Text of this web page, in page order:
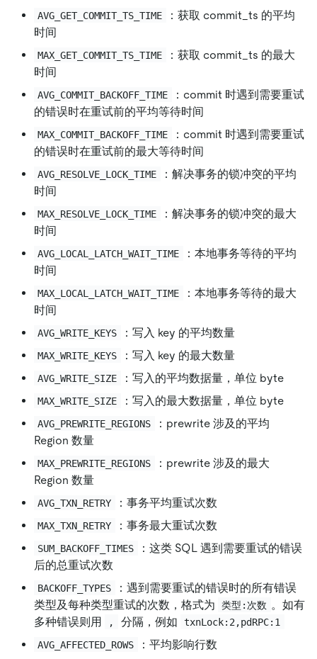
AVG_GET_COMMIT_TS_TIME
：获取 commit_ts 的平均
时间
MAX_GET_COMMIT_TS_TIME
：获取 commit_ts 的最大
时间
AVG_COMMIT_BACKOFF_TIME
：commit 时遇到需要重试
的错误时在重试前的平均等待时间
MAX_COMMIT_BACKOFF_TIME
：commit 时遇到需要重试
的错误时在重试前的最大等待时间
AVG_RESOLVE_LOCK_TIME
：解决事务的锁冲突的平均
时间
MAX_RESOLVE_LOCK_TIME
：解决事务的锁冲突的最大
时间
AVG_LOCAL_LATCH_WAIT_TIME
：本地事务等待的平均
时间
MAX_LOCAL_LATCH_WAIT_TIME
：本地事务等待的最大
时间
AVG_WRITE_KEYS ：写入 key 的平均数量
MAX_WRITE_KEYS ：写入 key 的最大数量
AVG_WRITE_SIZE ：写入的平均数据量，单位 byte
MAX_WRITE_SIZE ：写入的最大数据量，单位 byte
AVG_PREWRITE_REGIONS
：prewrite 涉及的平均
Region 数量
MAX_PREWRITE_REGIONS
：prewrite 涉及的最大
Region 数量
AVG_TXN_RETRY ：事务平均重试次数
MAX_TXN_RETRY ：事务最大重试次数
SUM_BACKOFF_TIMES
：这类 SQL 遇到需要重试的错误
后的总重试次数
BACKOFF_TYPES
：遇到需要重试的错误时的所有错误
类型及每种类型重试的次数，格式为
类型:次数 。如有
多种错误则用
, 分隔，例如
txnLock:2,pdRPC:1
AVG_AFFECTED_ROWS
：平均影响行数